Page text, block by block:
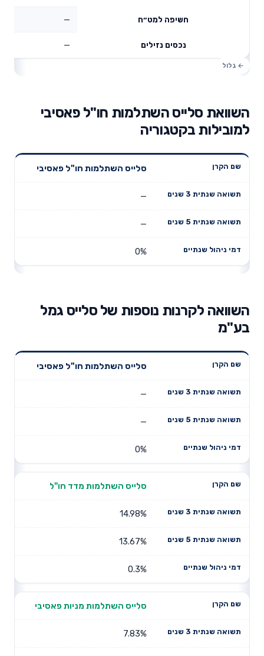
חשיפה למט״ח —
נכסים נזילים —
השוואת סלייס השתלמות חו"ל פאסיבי
למובילות בקטגוריה
שנים
תשואה
דמי ניהול
סלייס השתלמות חו"ל פאסיבי
—
—
0%
השוואה לקרנות נוספות של סלייס גמל
בע"מ
שנים
תשואה
דמי ניהול
סלייס השתלמות חו"ל פאסיבי
—
—
0%
סלייס השתלמות מדד חו"ל
14.98%
13.67%
0.3%
סלייס השתלמות מניות פאסיבי
7.83%